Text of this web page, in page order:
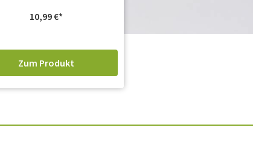
10,99€
Zum Produkt